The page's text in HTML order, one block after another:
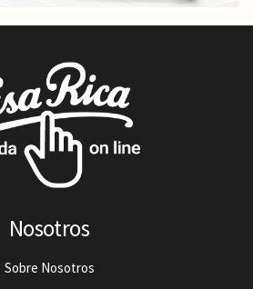
Nosotros
Sobre Nosotros